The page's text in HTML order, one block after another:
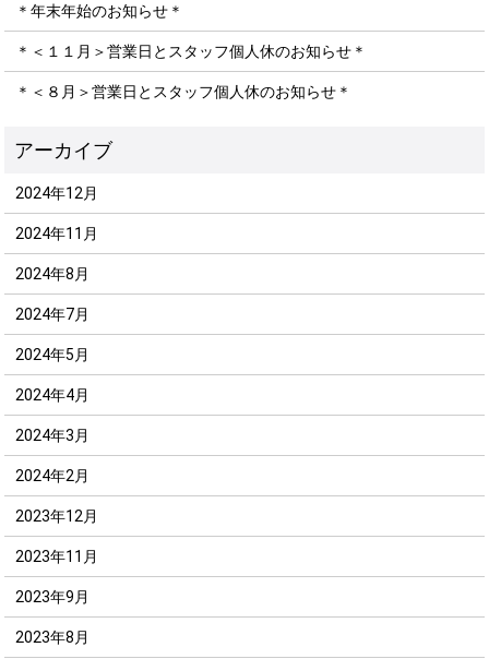
＊年末年始のお知らせ＊
＊＜１１月＞営業日とスタッフ個人休のお知らせ＊
＊＜８月＞営業日とスタッフ個人休のお知らせ＊
2024年12月
2024年11月
2024年8月
2024年7月
2024年5月
2024年4月
2024年3月
2024年2月
2023年12月
2023年11月
2023年9月
2023年8月